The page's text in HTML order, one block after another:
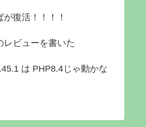
復活！！！！
レビューを書いた
は PHP8.4じゃ動かな